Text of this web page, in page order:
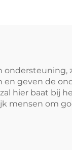
geven de
hier baat bij
mensen om